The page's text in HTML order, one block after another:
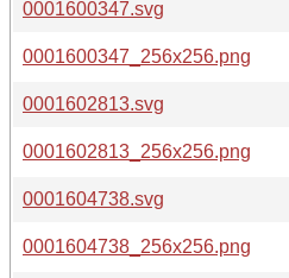
0001600347.svg
0001600347_256x256.png
0001602813.svg
0001602813_256x256.png
0001604738.svg
0001604738_256x256.png